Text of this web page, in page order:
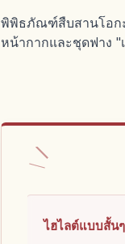
พิพิธภัณฑ์สืบสานโอกะ
หน้ากากและชุดฟาง "
ไฮไลต์แบบสั้นๆ